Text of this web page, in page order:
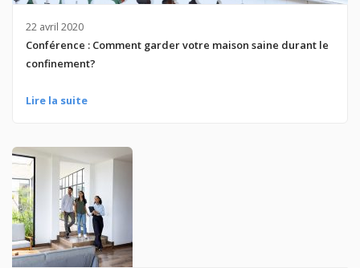
22 avril 2020
Conférence : Comment garder votre maison saine durant le
confinement?
Lire la suite